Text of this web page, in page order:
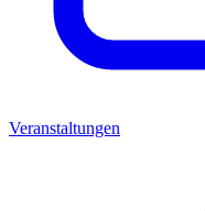
Veranstaltungen